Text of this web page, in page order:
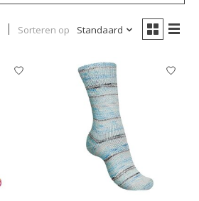
Sorteren op Standaard